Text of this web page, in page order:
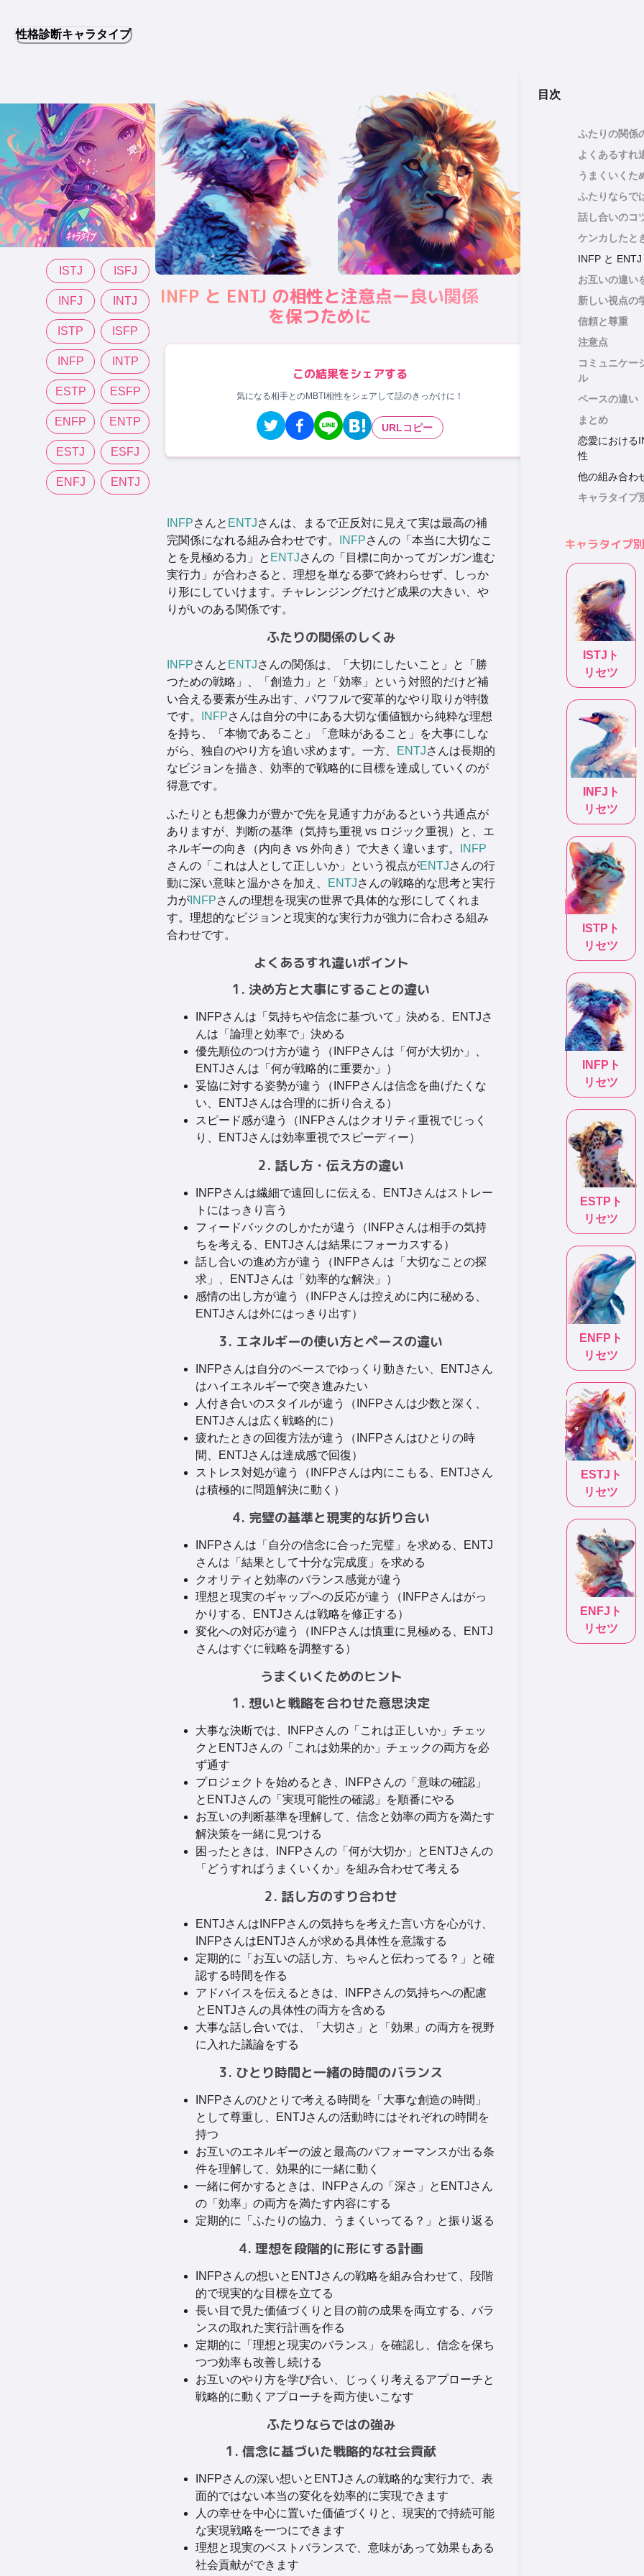
性格診断キャラタイプ
ISTJ ISFJ
INFJ INTJ
ISTP ISFP
INFP INTP
ESTP ESFP
ENFP ENTP
ESTJ ESFJ
ENFJ ENTJ
INFP と ENTJ の相性と注意点ー良い関係
を保つために
この結果をシェアする
気になる相手とのMBTI相性をシェアして話のきっかけに！
URLコピー
INFPさんと ENTJさんは、まるで正反対に見えて実は最高の補
完関係になれる組み合わせです。
INFPさんの「本当に大切なこ
とを見極める力」と ENTJさんの「目標に向かってガンガン進む
実行力」が合わさると、理想を単なる夢で終わらせず、しっか
り形にしていけます。チャレンジングだけど成果の大きい、や
りがいのある関係です。
ふたりの関係のしくみ
INFPさんと ENTJさんの関係は、「大切にしたいこと」と「勝
つための戦略」、「創造力」と「効率」という対照的だけど補
い合える要素が生み出す、パワフルで変革的なやり取りが特徴
です。
INFPさんは自分の中にある大切な価値観から純粋な理想
を持ち、「本物であること」「意味があること」を大事にしな
がら、独自のやり方を追い求めます。一方、
ENTJさんは長期的
なビジョンを描き、効率的で戦略的に目標を達成していくのが
得意です。
ふたりとも想像力が豊かで先を見通す力があるという共通点が
ありますが、判断の基準（気持ち重視 vs ロジック重視）と、エ
ネルギーの向き（内向き vs 外向き）で大きく違います。
INFP
さんの「これは人として正しいか」という視点がENTJさんの行
動に深い意味と温かさを加え、
ENTJさんの戦略的な思考と実行
力が INFPさんの理想を現実の世界で具体的な形にしてくれま
す。理想的なビジョンと現実的な実行力が強力に合わさる組み
合わせです。
よくあるすれ違いポイント
1. 決め方と大事にすることの違い
INFPさんは「気持ちや信念に基づいて」決める、ENTJさ
んは「論理と効率で」決める
優先順位のつけ方が違う（INFPさんは「何が大切か」、
ENTJさんは「何が戦略的に重要か」）
妥協に対する姿勢が違う（INFPさんは信念を曲げたくな
い、ENTJさんは合理的に折り合える）
スピード感が違う（INFPさんはクオリティ重視でじっく
り、ENTJさんは効率重視でスピーディー）
2. 話し方・伝え方の違い
INFPさんは繊細で遠回しに伝える、ENTJさんはストレー
トにはっきり言う
フィードバックのしかたが違う（INFPさんは相手の気持
ちを考える、ENTJさんは結果にフォーカスする）
話し合いの進め方が違う（INFPさんは「大切なことの探
求」、ENTJさんは「効率的な解決」）
感情の出し方が違う（INFPさんは控えめに内に秘める、
ENTJさんは外にはっきり出す）
3. エネルギーの使い方とペースの違い
INFPさんは自分のペースでゆっくり動きたい、ENTJさん
はハイエネルギーで突き進みたい
人付き合いのスタイルが違う（INFPさんは少数と深く、
ENTJさんは広く戦略的に）
疲れたときの回復方法が違う（INFPさんはひとりの時
間、ENTJさんは達成感で回復）
ストレス対処が違う（INFPさんは内にこもる、ENTJさん
は積極的に問題解決に動く）
4. 完璧の基準と現実的な折り合い
INFPさんは「自分の信念に合った完璧」を求める、ENTJ
さんは「結果として十分な完成度」を求める
クオリティと効率のバランス感覚が違う
理想と現実のギャップへの反応が違う（INFPさんはがっ
かりする、ENTJさんは戦略を修正する）
変化への対応が違う（INFPさんは慎重に見極める、ENTJ
さんはすぐに戦略を調整する）
うまくいくためのヒント
1. 想いと戦略を合わせた意思決定
大事な決断では、INFPさんの「これは正しいか」チェッ
クとENTJさんの「これは効果的か」チェックの両方を必
ず通す
プロジェクトを始めるとき、INFPさんの「意味の確認」
とENTJさんの「実現可能性の確認」を順番にやる
お互いの判断基準を理解して、信念と効率の両方を満たす
解決策を一緒に見つける
困ったときは、INFPさんの「何が大切か」とENTJさんの
「どうすればうまくいくか」を組み合わせて考える
2. 話し方のすり合わせ
ENTJさんはINFPさんの気持ちを考えた言い方を心がけ、
INFPさんはENTJさんが求める具体性を意識する
定期的に「お互いの話し方、ちゃんと伝わってる？」と確
認する時間を作る
アドバイスを伝えるときは、INFPさんの気持ちへの配慮
とENTJさんの具体性の両方を含める
大事な話し合いでは、「大切さ」と「効果」の両方を視野
に入れた議論をする
3. ひとり時間と一緒の時間のバランス
INFPさんのひとりで考える時間を「大事な創造の時間」
として尊重し、ENTJさんの活動時にはそれぞれの時間を
持つ
お互いのエネルギーの波と最高のパフォーマンスが出る条
件を理解して、効果的に一緒に動く
一緒に何かするときは、INFPさんの「深さ」とENTJさん
の「効率」の両方を満たす内容にする
定期的に「ふたりの協力、うまくいってる？」と振り返る
4. 理想を段階的に形にする計画
INFPさんの想いとENTJさんの戦略を組み合わせて、段階
的で現実的な目標を立てる
長い目で見た価値づくりと目の前の成果を両立する、バラ
ンスの取れた実行計画を作る
定期的に「理想と現実のバランス」を確認し、信念を保ち
つつ効率も改善し続ける
お互いのやり方を学び合い、じっくり考えるアプローチと
戦略的に動くアプローチを両方使いこなす
ふたりならではの強み
1. 信念に基づいた戦略的な社会貢献
INFPさんの深い想いとENTJさんの戦略的な実行力で、表
面的ではない本当の変化を効率的に実現できます
人の幸せを中心に置いた価値づくりと、現実的で持続可能
な実現戦略を一つにできます
理想と現実のベストバランスで、意味があって効果もある
社会貢献ができます
目次
ふたりの関係
よくあるすれ
うまくいくた
ふたりならで
話し合いのコ
ケンカしたと
INFP と
お互いの違い
新しい視点の
信頼と尊重
注意点
コミュニケー
ル
ペースの違い
まとめ
恋愛における
性
他の組み合わ
キャラタイプ
キャラタイプ
ISTJ ト
リセツ
INFJ ト
リセツ
ISTP ト
リセツ
INFP ト
リセツ
ESTP ト
リセツ
ENFP ト
リセツ
ESTJ ト
リセツ
ENFJ ト
リセツ